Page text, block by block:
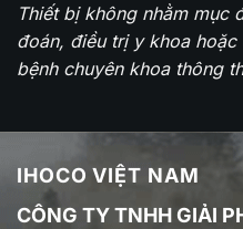
Thiết bị không nhằm mục
đoán, điều trị y khoa
bệnh chuyên khoa thông
IHOCO VIỆT NAM
CÔNG TY TNHH GIẢI